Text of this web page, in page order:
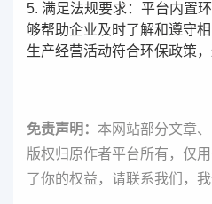
5. 满足法规要求：平台内置
够帮助企业及时了解和遵守
生产经营活动符合环保政策
免责声明： 本网站部分文章
版权归原作者平台所有，仅
了你的权益，请联系我们，我